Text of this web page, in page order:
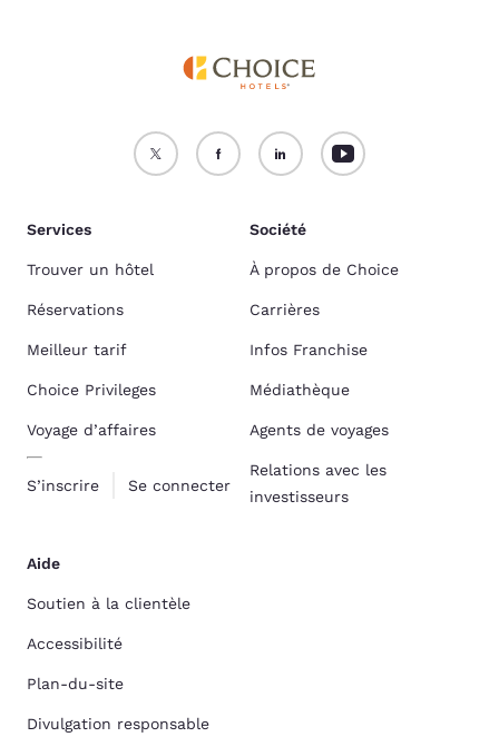
Services
Trouver un hôtel
Réservations
Meilleur tarif
Choice Privileges
Voyage d’affaires
S’inscrire Se connecter
Société
À propos de Choice
Carrières
Infos Franchise
Médiathèque
Agents de voyages
Relations avec les
investisseurs
Aide
Soutien à la clientèle
Accessibilité
Plan-du-site
Divulgation responsable